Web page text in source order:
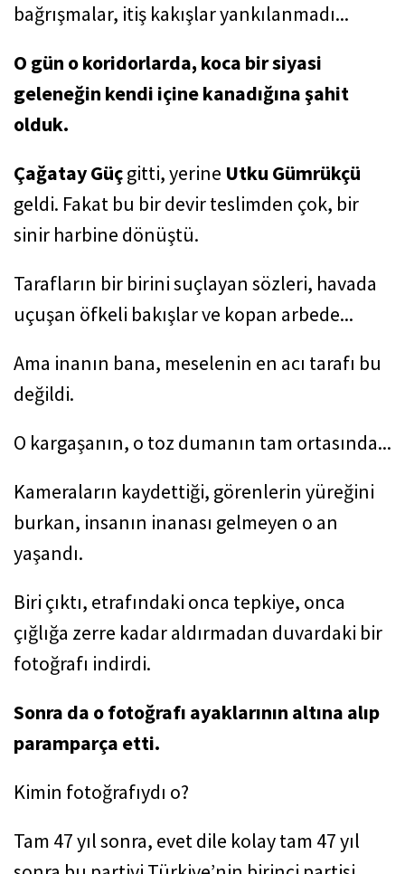
bağrışmalar, itiş kakışlar yankılanmadı...
O gün o koridorlarda, koca bir siyasi
geleneğin kendi içine kanadığına şahit
olduk.
Çağatay Güçgitti, yerine Utku Gümrükçü
geldi. Fakat bu bir devir teslimden çok, bir
sinir harbine dönüştü.
Tarafların bir birini suçlayan sözleri, havada
uçuşan öfkeli bakışlar ve kopan arbede...
Ama inanın bana, meselenin en acı tarafı bu
değildi.
O kargaşanın, o toz dumanın tam ortasında...
Kameraların kaydettiği, görenlerin yüreğini
burkan, insanın inanası gelmeyen o an
yaşandı.
Biri çıktı, etrafındaki onca tepkiye, onca
çığlığa zerre kadar aldırmadan duvardaki bir
fotoğrafı indirdi.
Sonra da o fotoğrafı ayaklarının altına alıp
paramparça etti.
Kimin fotoğrafıydı o?
Tam 47 yıl sonra, evet dile kolay tam 47 yıl